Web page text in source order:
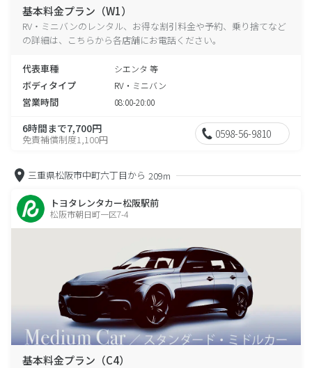
基本料金プラン（W1）
RV・ミニバンのレンタル、お得な割引料金や予約、乗り捨てなど
の詳細は、こちらから各店舗にお電話ください。
代表車種 シエンタ 等
ボディタイプ RV・ミニバン
営業時間 08:00-20:00
6時間まで7,700円
免責補償制度1,100円 0598-56-9810
三重県松阪市中町六丁目から 209m
トヨタレンタカー松阪駅前
松阪市朝日町一区7-4
基本料金プラン（C4）